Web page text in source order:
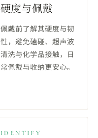
硬度与佩戴
佩戴前了解其硬度与韧
性，避免磕碰、超声波
清洗与化学品接触，日
常佩戴与收纳更安心。
IDENTIFY